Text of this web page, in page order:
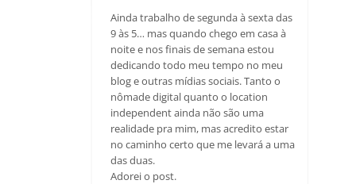
Ainda trabalho de segunda à sexta das
9 às 5… mas quando chego em casa à
noite e nos finais de semana estou
dedicando todo meu tempo no meu
blog e outras mídias sociais. Tanto o
nômade digital quanto o location
independent ainda não são uma
realidade pra mim, mas acredito estar
no caminho certo que me levará a uma
das duas.
Adorei o post.